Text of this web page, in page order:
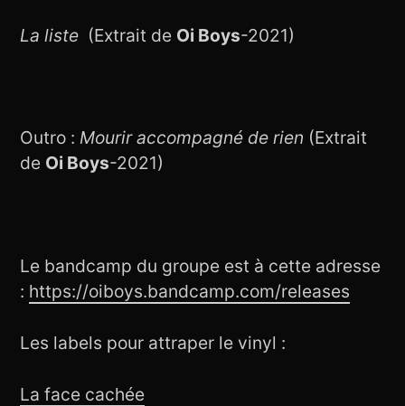
La liste (Extrait de Oi Boys-2021)
Outro : Mourir accompagné de rien (Extrait
de Oi Boys-2021)
Le bandcamp du groupe est à cette adresse
: https://oiboys.bandcamp.com/releases
Les labels pour attraper le vinyl :
La face cachée